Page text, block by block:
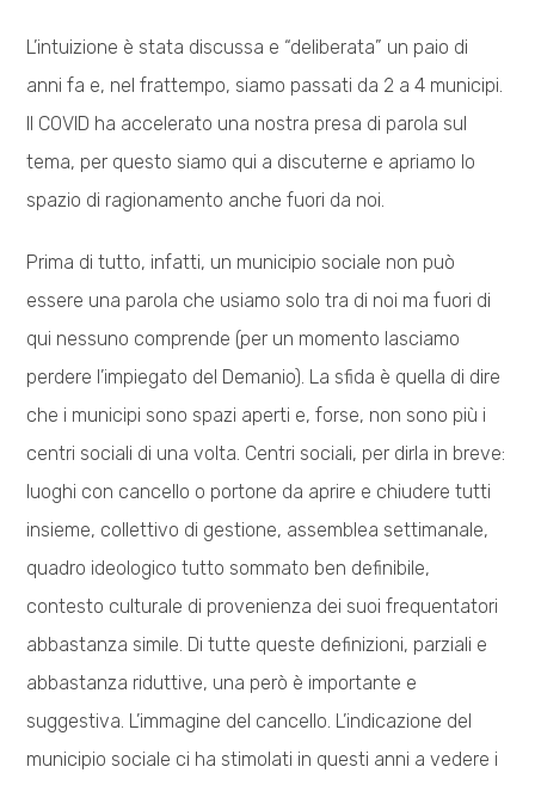
L’intuizione è stata discussa e “deliberata” un paio di
anni fa e, nel frattempo, siamo passati da 2 a 4 municipi.
Il COVID ha accelerato una nostra presa di parola sul
tema, per questo siamo qui a discuterne e apriamo lo
spazio di ragionamento anche fuori da noi.
Prima di tutto, infatti, un municipio sociale non può
essere una parola che usiamo solo tra di noi ma fuori di
qui nessuno comprende (per un momento lasciamo
perdere l’impiegato del Demanio). La sfida è quella di dire
che i municipi sono spazi aperti e, forse, non sono più i
centri sociali di una volta. Centri sociali, per dirla in breve:
luoghi con cancello o portone da aprire e chiudere tutti
insieme, collettivo di gestione, assemblea settimanale,
quadro ideologico tutto sommato ben definibile,
contesto culturale di provenienza dei suoi frequentatori
abbastanza simile. Di tutte queste definizioni, parziali e
abbastanza riduttive, una però è importante e
suggestiva. L’immagine del cancello. L’indicazione del
municipio sociale ci ha stimolati in questi anni a vedere i